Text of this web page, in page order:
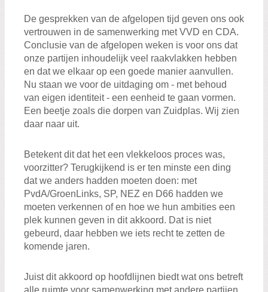
De gesprekken van de afgelopen tijd geven ons ook
vertrouwen in de samenwerking met VVD en CDA.
Conclusie van de afgelopen weken is voor ons dat
onze partijen inhoudelijk veel raakvlakken hebben
en dat we elkaar op een goede manier aanvullen.
Nu staan we voor de uitdaging om - met behoud
van eigen identiteit - een eenheid te gaan vormen.
Een beetje zoals die dorpen van Zuidplas. Wij zien
daar naar uit.
Betekent dit dat het een vlekkeloos proces was,
voorzitter? Terugkijkend is er ten minste een ding
dat we anders hadden moeten doen: met
PvdA/GroenLinks, SP, NEZ en D66 hadden we
moeten verkennen of en hoe we hun ambities een
plek kunnen geven in dit akkoord. Dat is niet
gebeurd, daar hebben we iets recht te zetten de
komende jaren.
Juist dit akkoord op hoofdlijnen biedt wat ons betreft